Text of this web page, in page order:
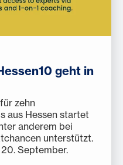
geht in
zehn
aus Hessen startet
anderem bei
unterstützt.
September.